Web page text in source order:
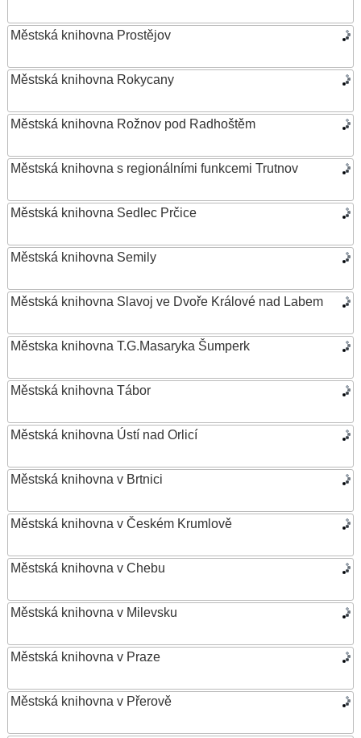
Městská knihovna Prostějov
Městská knihovna Rokycany
Městská knihovna Rožnov pod Radhoštěm
Městská knihovna s regionálními funkcemi Trutnov
Městská knihovna Sedlec Prčice
Městská knihovna Semily
Městská knihovna Slavoj ve Dvoře Králové nad Labem
Městska knihovna T.G.Masaryka Šumperk
Městská knihovna Tábor
Městská knihovna Ústí nad Orlicí
Městská knihovna v Brtnici
Městská knihovna v Českém Krumlově
Městská knihovna v Chebu
Městská knihovna v Milevsku
Městská knihovna v Praze
Městská knihovna v Přerově